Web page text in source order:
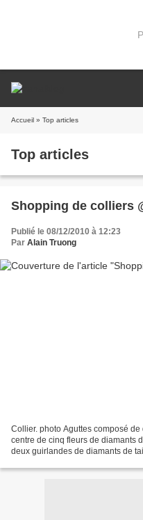
Accueil » Top articles
Top articles
Shopping de colliers
Publié le 08/12/2010 à 12:23
Par Alain Truong
Collier. photo Aguttes composé
centre de cinq fleurs de diamants
deux guirlandes de diamants de